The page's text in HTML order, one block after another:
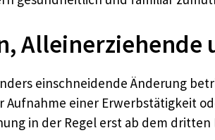
Alleinerziehende
einschneidende Änderung
Aufnahme einer Erwerbstätigkeit
in der Regel erst ab dem